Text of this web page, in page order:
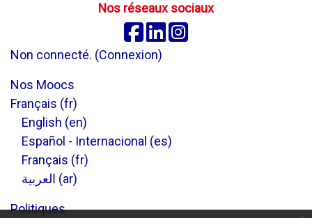
Nos réseaux sociaux
Facebook
Linkedin
Non connecté. (Connexion)
Nos Moocs
Français ‎(fr)‎
English ‎(en)‎
Español - Internacional ‎(es)‎
Français ‎(fr)‎
العربية ‎(ar)‎
Politiques